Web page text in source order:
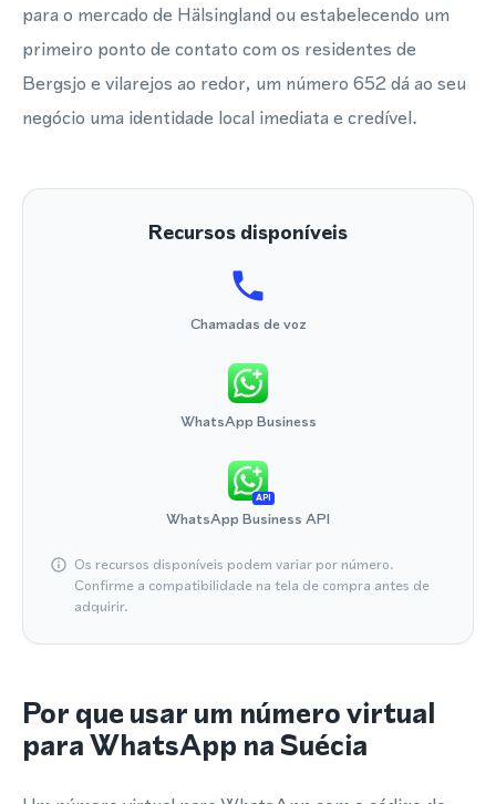
para o mercado de Hälsingland ou estabelecendo um
primeiro ponto de contato com os residentes de
Bergsjo e vilarejos ao redor, um número 652 dá ao seu
negócio uma identidade local imediata e credível.
Recursos disponíveis
Chamadas de voz
WhatsApp Business
API
WhatsApp Business API
Os recursos disponíveis podem variar por número.
Confirme a compatibilidade na tela de compra antes de
adquirir.
Por que usar um número virtual
para WhatsApp na Suécia